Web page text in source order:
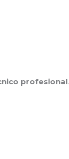
profesional.